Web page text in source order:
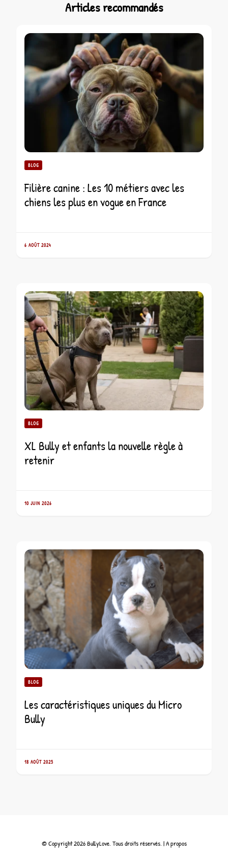
Articles recommandés
BLOG
Filière canine : Les 10 métiers avec les
chiens les plus en vogue en France
6 AOÛT 2024
BLOG
XL Bully et enfants la nouvelle règle à
retenir
10 JUIN 2026
BLOG
Les caractéristiques uniques du Micro
Bully
18 AOÛT 2025
© Copyright 2026 BullyLove. Tous droits réservés. |A propos